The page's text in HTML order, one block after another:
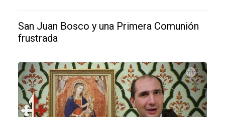
San Juan Bosco y una Primera Comunión
frustrada